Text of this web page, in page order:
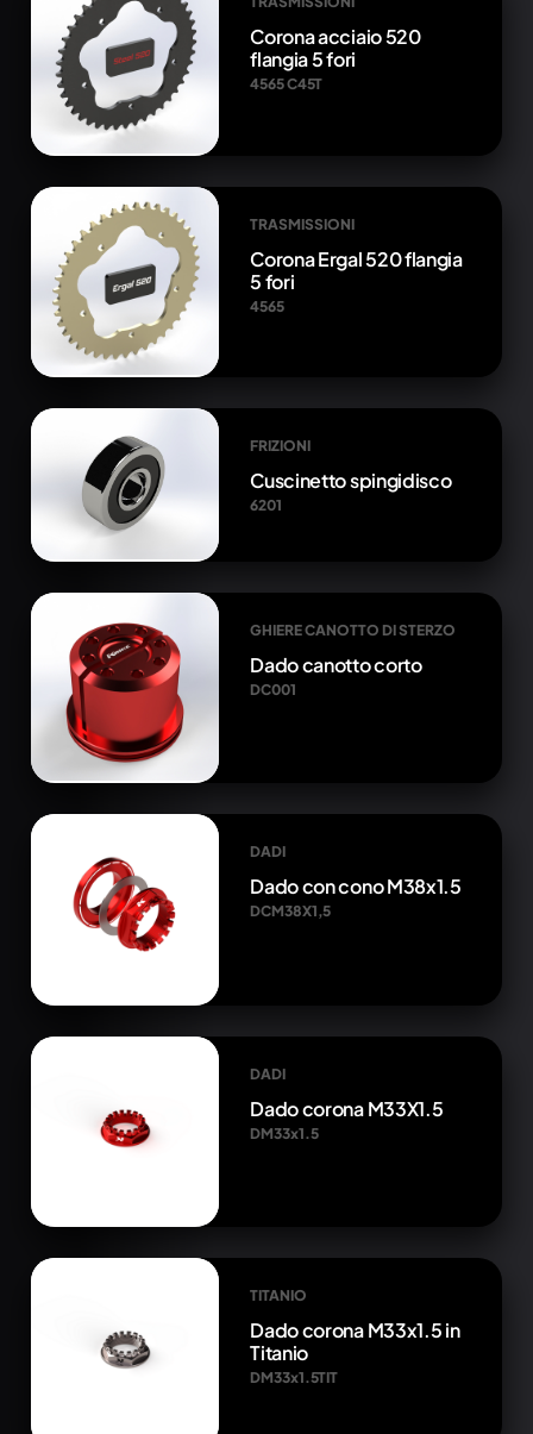
Corona acciaio 520
flangia 5 fori
4565 C45T
TRASMISSIONI
Corona Ergal 520 flangia
5 fori
4565
FRIZIONI
Cuscinetto spingidisco
6201
GHIERE CANOTTO DI STERZO
Dado canotto corto
DC001
DADI
Dado con cono M38x1.5
DCM38X1,5
DADI
Dado corona M33X1.5
DM33x1.5
TITANIO
Dado corona M33x1.5 in
Titanio
DM33x1.5TIT